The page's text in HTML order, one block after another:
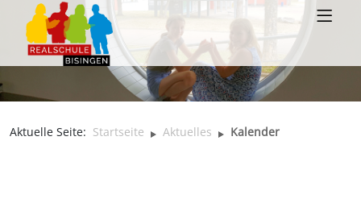
Aktuelle Seite: Startseite Aktuelles Kalender